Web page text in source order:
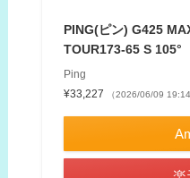
PING(ピン) G425
TOUR173-65 S 105°
Ping
¥33,227
（2026/06/09